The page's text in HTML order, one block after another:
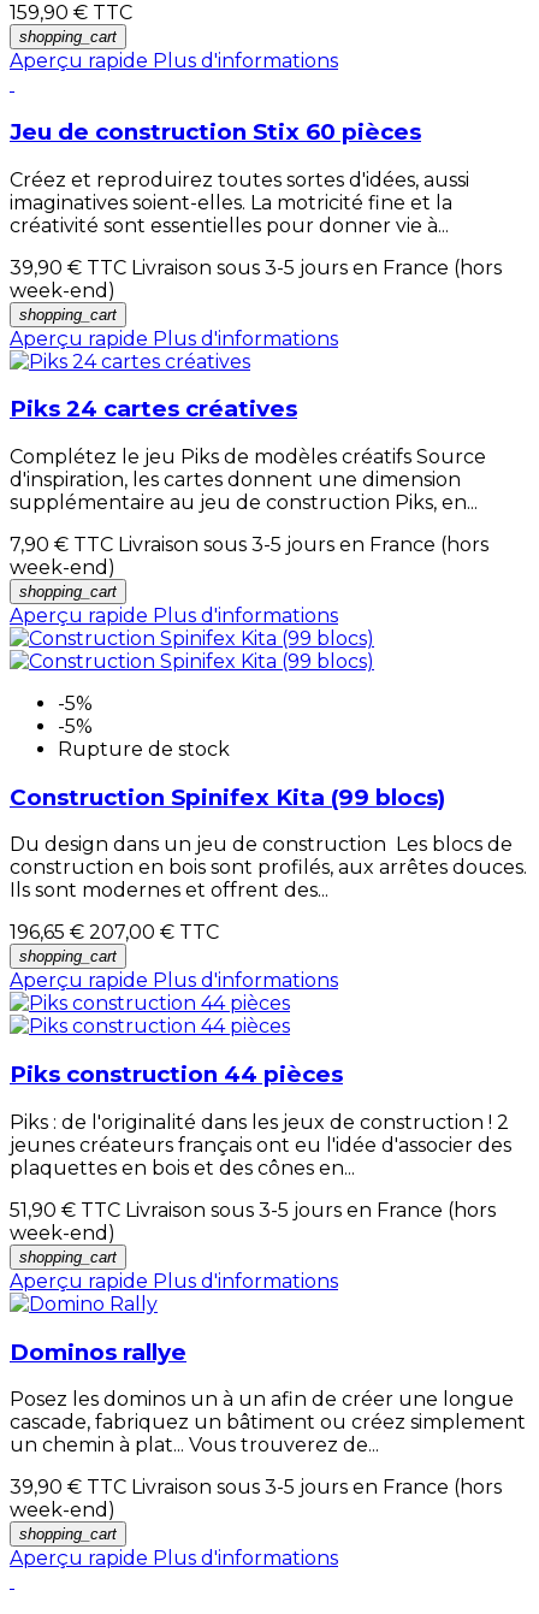
159,90 € TTC
shopping_cart
Aperçu rapide Plus d'informations
Jeu de construction Stix 60 pièces
Créez et reproduirez toutes sortes d'idées, aussi
imaginatives soient-elles. La motricité fine et la
créativité sont essentielles pour donner vie à...
39,90 € TTC Livraison sous 3-5 jours en France (hors
week-end)
shopping_cart
Aperçu rapide Plus d'informations
Piks 24 cartes créatives
Complétez le jeu Piks de modèles créatifs Source
d'inspiration, les cartes donnent une dimension
supplémentaire au jeu de construction Piks, en...
7,90 € TTC Livraison sous 3-5 jours en France (hors
week-end)
shopping_cart
Aperçu rapide Plus d'informations
-5%
-5%
Rupture de stock
Construction Spinifex Kita (99 blocs)
Du design dans un jeu de construction Les blocs de
construction en bois sont profilés, aux arrêtes douces.
Ils sont modernes et offrent des...
196,65 € 207,00 € TTC
shopping_cart
Aperçu rapide Plus d'informations
Piks construction 44 pièces
Piks : de l'originalité dans les jeux de construction ! 2
jeunes créateurs français ont eu l'idée d'associer des
plaquettes en bois et des cônes en...
51,90 € TTC Livraison sous 3-5 jours en France (hors
week-end)
shopping_cart
Aperçu rapide Plus d'informations
Dominos rallye
Posez les dominos un à un afin de créer une longue
cascade, fabriquez un bâtiment ou créez simplement
un chemin à plat... Vous trouverez de...
39,90 € TTC Livraison sous 3-5 jours en France (hors
week-end)
shopping_cart
Aperçu rapide Plus d'informations